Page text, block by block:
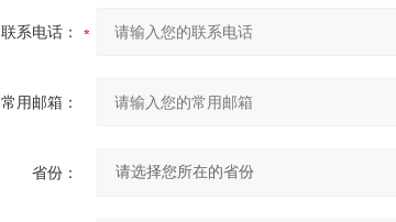
联系电话：
常用邮箱：
省份：